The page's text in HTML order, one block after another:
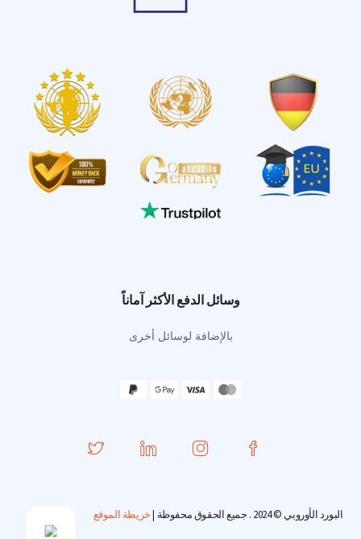
وسائل الدفع الأكثر آماناً
بالإضافة لوسائل أخرى
البورد الأوروبي © 2024 . جميع الحقوق محفوظة | خريطة الموقع